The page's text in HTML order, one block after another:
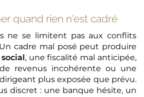
quand rien n'est cadré
ne se limitent pas aux conflits
cadre mal posé peut produire
, une fiscalité mal anticipée,
revenus incohérente ou une
plus exposée que prévu.
discret : une banque hésite, un